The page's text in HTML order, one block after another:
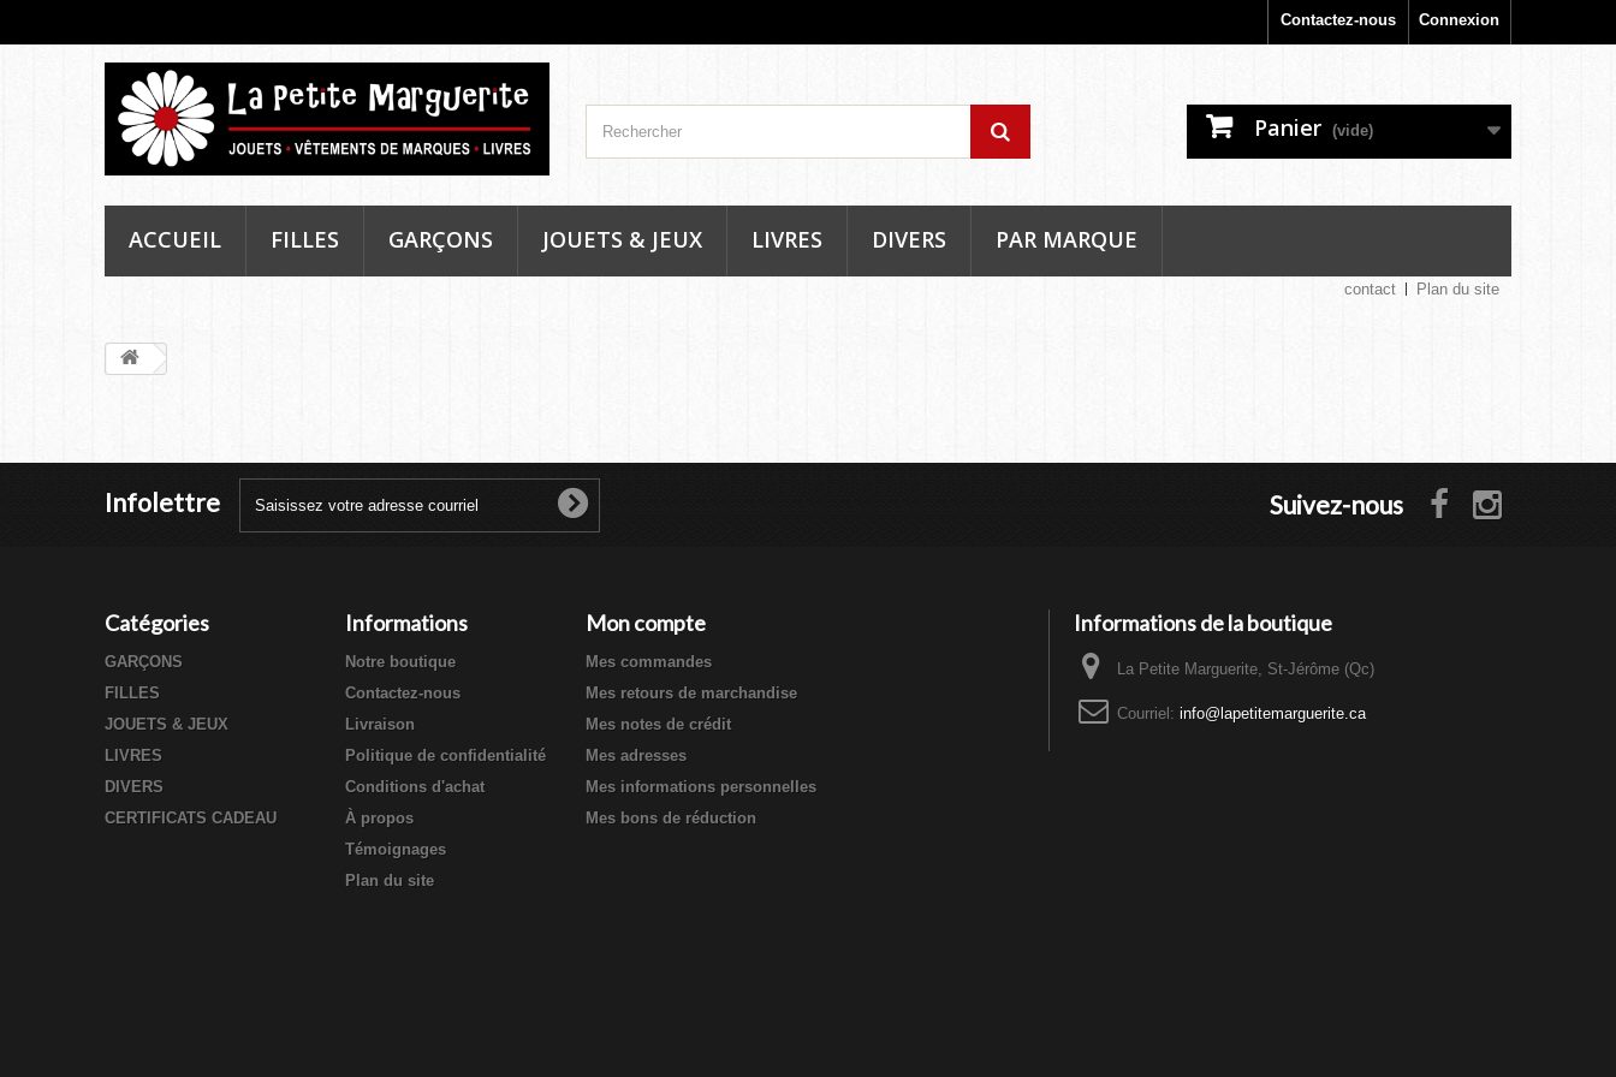
Connexion
Contactez-nous
Panier (vide)
ACCUEIL FILLES GARÇONS JOUETS & JEUX LIVRES DIVERS PAR MARQUE
contact Plan du site
Infolettre Suivez-nous
Catégories
GARÇONS
FILLES
JOUETS & JEUX
LIVRES
DIVERS
CERTIFICATS CADEAU
Informations
Notre boutique
Contactez-nous
Livraison
Politique de confidentialité
Conditions d'achat
À propos
Témoignages
Plan du site
Mon compte
Mes commandes
Mes retours de marchandise
Mes notes de crédit
Mes adresses
Mes informations personnelles
Mes bons de réduction
Informations de la boutique
La Petite Marguerite, St-Jérôme (Qc)
Courriel: info@lapetitemarguerite.ca